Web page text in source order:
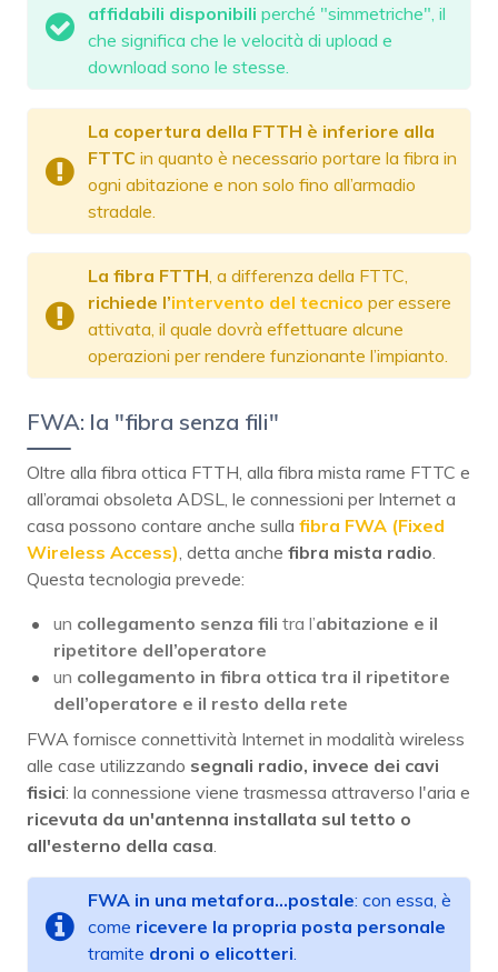
affidabili disponibili perché "simmetriche", il
che significa che le velocità di upload e
download sono le stesse.
La copertura della FTTH è inferiore alla
FTTC in quanto è necessario portare la fibra in
ogni abitazione e non solo fino all’armadio
stradale.
La fibra FTTH , a differenza della FTTC,
richiede l’intervento del tecnico per essere
attivata, il quale dovrà effettuare alcune
operazioni per rendere funzionante l’impianto.
FWA: la "fibra senza fili"
Oltre alla fibra ottica FTTH, alla fibra mista rame FTTC e
all’oramai obsoleta ADSL, le connessioni per Internet a
casa possono contare anche sulla fibra FWA (Fixed
Wireless Access) , detta anche fibra mista radio
Questa tecnologia prevede:
un collegamento senza fili tra l’abitazione e il
ripetitore dell’operatore
un collegamento in fibra ottica tra il ripetitore
dell’operatore e il resto della rete
FWA fornisce connettività Internet in modalità wireless
alle case utilizzando segnali radio, invece dei cavi
fisici: la connessione viene trasmessa attraverso l'aria e
ricevuta da un'antenna installata sul tetto o
all'esterno della casa
FWA in una metafora...postale: con essa, è
come ricevere la propria posta personale
tramite droni o elicotteri